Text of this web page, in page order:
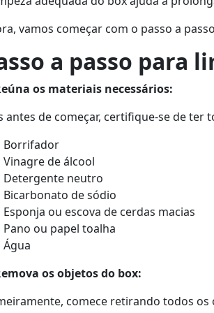
vamos começar com o passo a
a passo para
os materiais necessários:
antes de começar, certifique-se de ter
Borrifador
Vinagre de álcool
Detergente neutro
Bicarbonato de sódio
Esponja ou escova de cerdas macias
Pano ou papel toalha
Água
os objetos do box:
comece retirando todos